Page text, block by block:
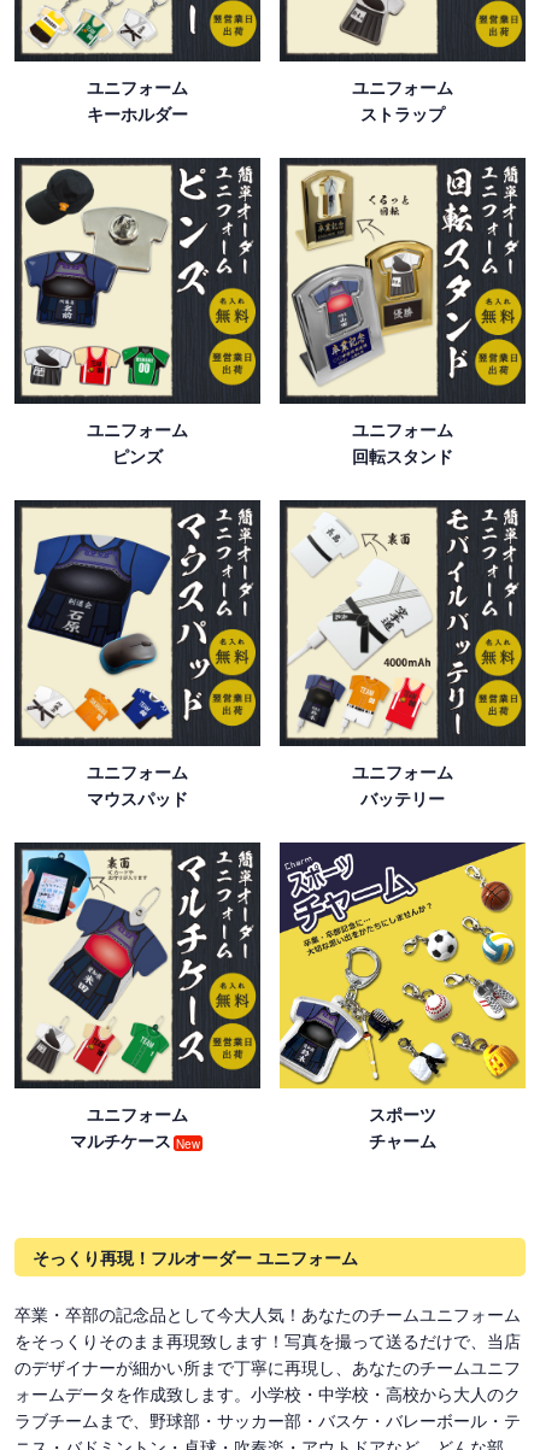
ユニフォーム
キーホルダー
ユニフォーム
ストラップ
ユニフォーム
ピンズ
ユニフォーム
回転スタンド
ユニフォーム
マウスパッド
ユニフォーム
バッテリー
ユニフォーム
マルチケース New
スポーツ
チャーム
そっくり再現！フルオーダー ユニフォーム
卒業・卒部の記念品として今大人気！あなたのチームユニフォーム
をそっくりそのまま再現致します！写真を撮って送るだけで、当店
のデザイナーが細かい所まで丁寧に再現し、あなたのチームユニフ
ォームデータを作成致します。小学校・中学校・高校から大人のク
ラブチームまで、野球部・サッカー部・バスケ・バレーボール・テ